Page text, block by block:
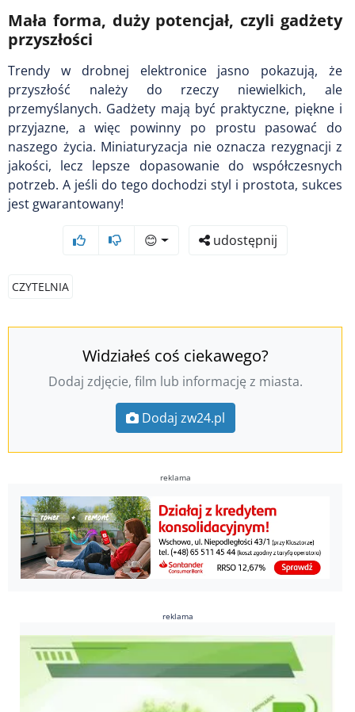
Mała forma, duży potencjał, czyli gadżety
przyszłości
Trendy w drobnej elektronice jasno pokazują, że
przyszłość należy do rzeczy niewielkich, ale
przemyślanych. Gadżety mają być praktyczne, piękne i
przyjazne, a więc powinny po prostu pasować do
naszego życia. Miniaturyzacja nie oznacza rezygnacji z
jakości, lecz lepsze dopasowanie do współczesnych
potrzeb. A jeśli do tego dochodzi styl i prostota, sukces
jest gwarantowany!
😊 udostępnij
CZYTELNIA
Widziałeś coś ciekawego?
Dodaj zdjęcie, film lub informację z miasta.
Dodaj zw24.pl
reklama
reklama